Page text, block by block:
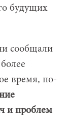
будущих
сообщали
время, по-
и проблем